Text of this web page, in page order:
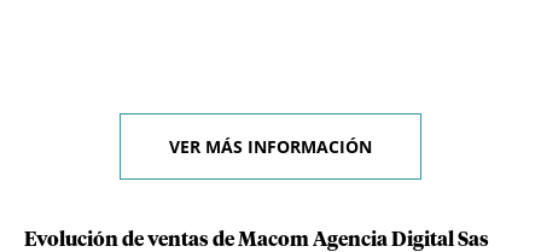
VER MÁS INFORMACIÓN
Evolución de ventas de Macom Agencia Digital Sas